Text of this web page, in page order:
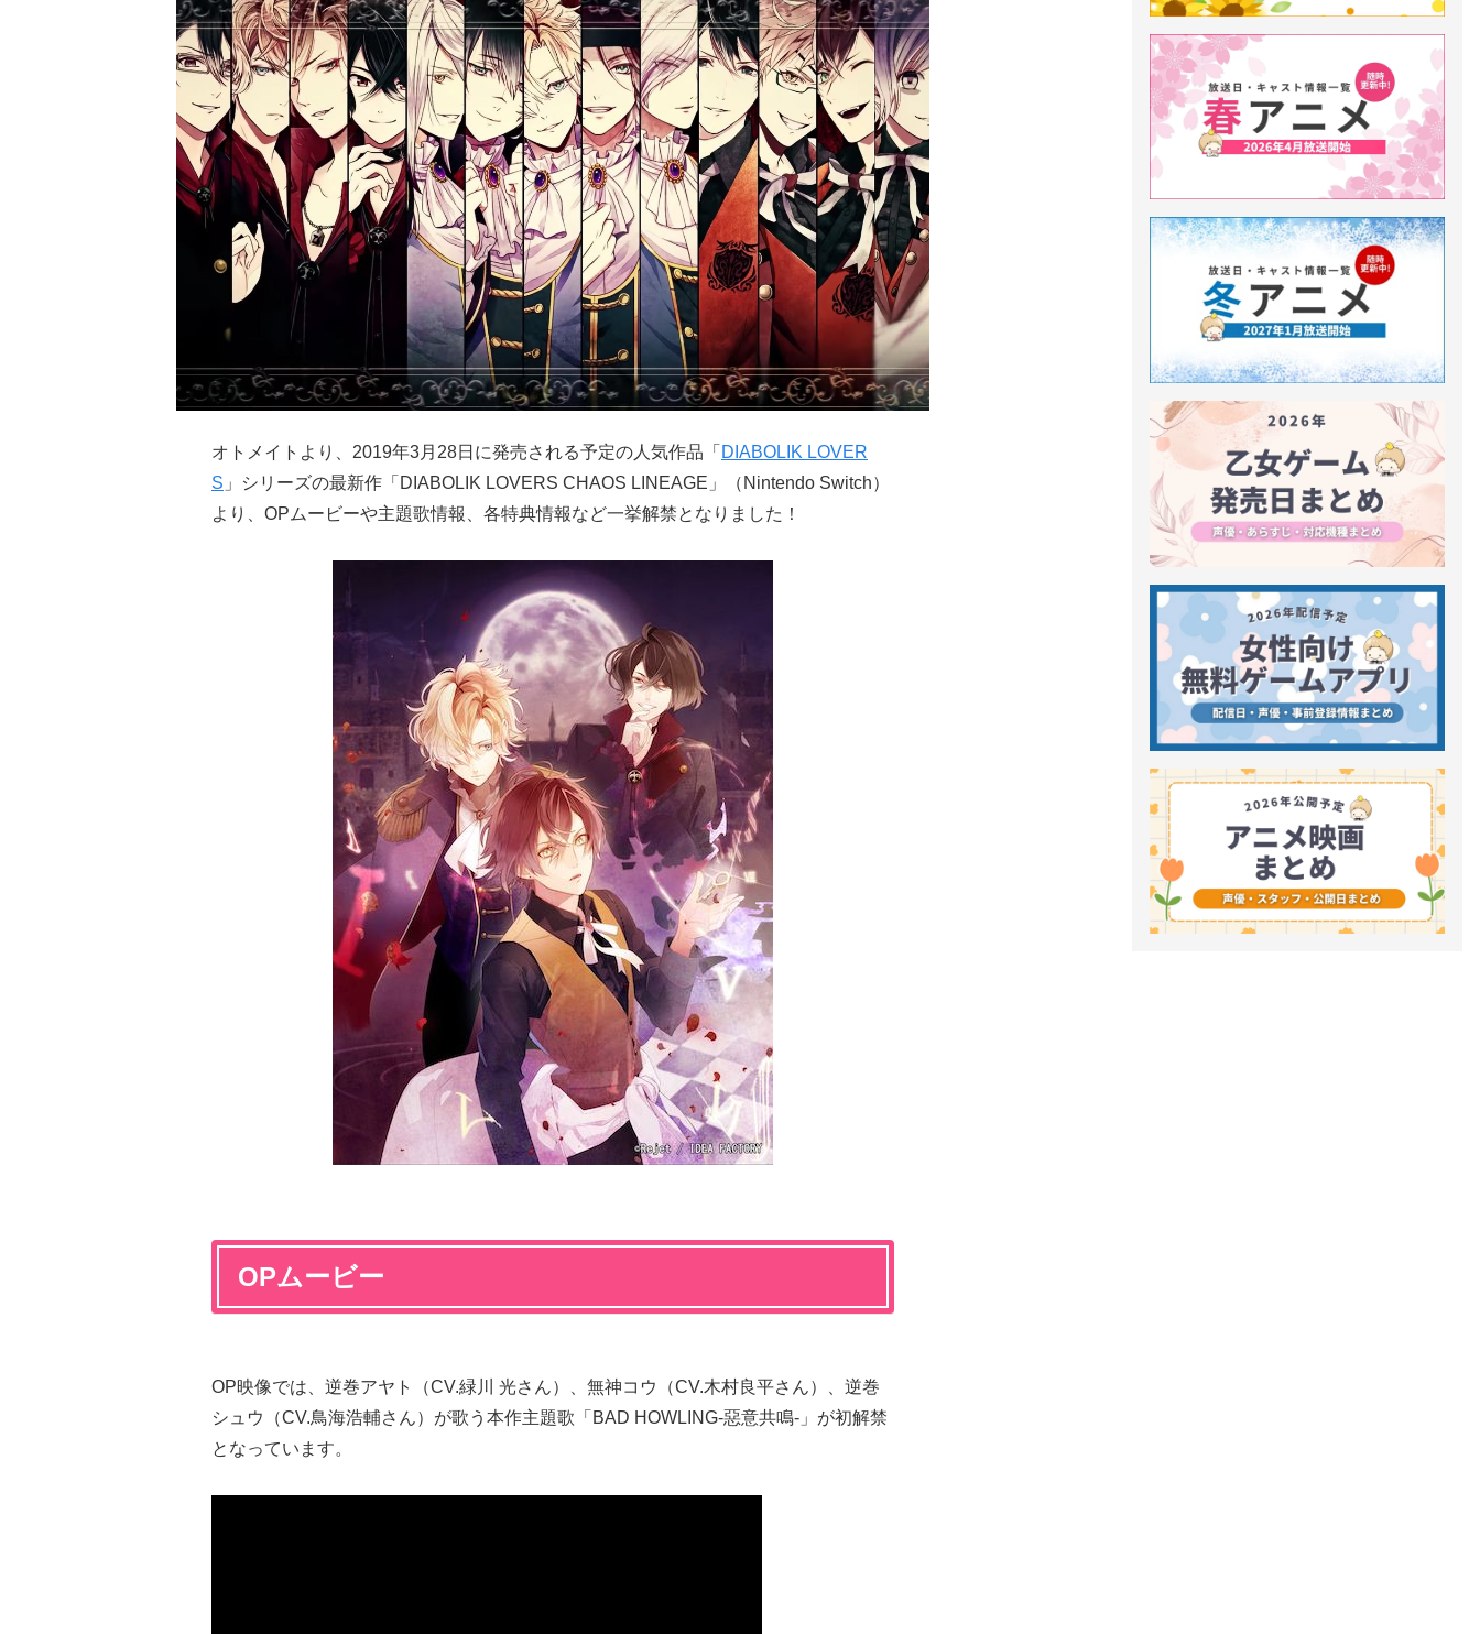
オトメイトより、2019年3月28日に発売される予定の人気作品「 DIABOLIK LOVER
S 」シリーズの最新作「DIABOLIK LOVERS CHAOS LINEAGE」（Nintendo Switch）
より、OPムービーや主題歌情報、各特典情報など一挙解禁となりました！
OPムービー
OP映像では、逆巻アヤト（CV.緑川 光さん）、無神コウ（CV.木村良平さん）、逆巻
シュウ（CV.鳥海浩輔さん）が歌う本作主題歌「BAD HOWLING-惡意共鳴-」が初解禁
となっています。